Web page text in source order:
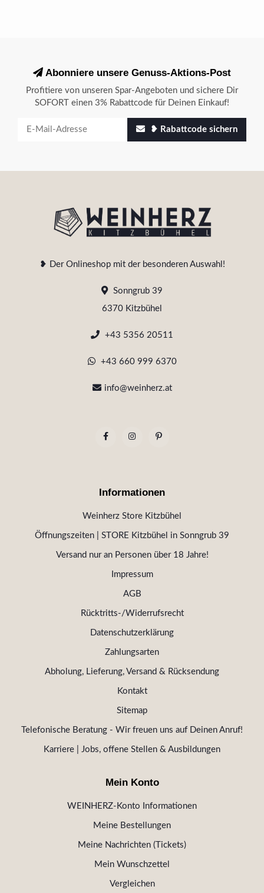
Abonniere unsere Genuss-Aktions-Post
Profitiere von unseren Spar-Angeboten und sichere Dir
SOFORT einen 3% Rabattcode für Deinen Einkauf!
❥ Rabattcode sichern
❥ Der Onlineshop mit der besonderen Auswahl!
Sonngrub 39
6370 Kitzbühel
+43 5356 20511
+43 660 999 6370
info@weinherz.at
Informationen
Weinherz Store Kitzbühel
Öffnungszeiten | STORE Kitzbühel in Sonngrub 39
Versand nur an Personen über 18 Jahre!
Impressum
AGB
Rücktritts-/Widerrufsrecht
Datenschutzerklärung
Zahlungsarten
Abholung, Lieferung, Versand & Rücksendung
Kontakt
Sitemap
Telefonische Beratung - Wir freuen uns auf Deinen Anruf!
Karriere | Jobs, offene Stellen & Ausbildungen
Mein Konto
WEINHERZ-Konto Informationen
Meine Bestellungen
Meine Nachrichten (Tickets)
Mein Wunschzettel
Vergleichen